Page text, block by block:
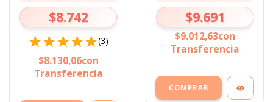
$8.742
(3)
$8.130,06con
Transferencia
$9.691
$9.012,63con
Transferencia